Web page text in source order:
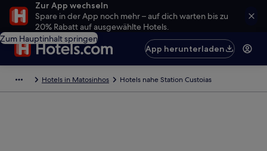
Zur App wechseln
Spare in der App noch mehr – auf dich warten bis zu
20% Rabatt auf ausgewählte Hotels.
Zum Hauptinhalt springen
App herunterladen
Hotels in Matosinhos Hotels nahe Station Custoias